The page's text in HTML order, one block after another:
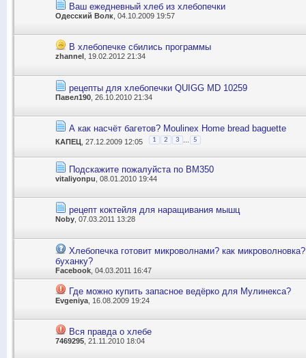
Ваш ежедневный хлеб из хлебопечки
Одесский Волк , 04.10.2009 19:57
В хлебопечке сбились программы
zhannel , 19.02.2012 21:34
рецепты для хлебопечки QUIGG MD 10259
Павел190 , 26.10.2010 21:34
А как насчёт багетов? Moulinex Home bread baguette
КАПЕЦ , 27.12.2009 12:05 1 2 3 5
Подскажите пожалуйста по ВМ350
vitaliyonpu , 08.01.2010 19:44
рецепт коктейля для наращивания мышц
Noby , 07.03.2011 13:28
Хлебопечка готовит микроволнами? как
буханку?
Facebook , 04.03.2011 16:47
Где можно купить запасное ведёрко для Мулинекса?
Evgeniya , 16.08.2009 19:24
Вся правда о хлебе
7469295, 21.11.2010 18:04